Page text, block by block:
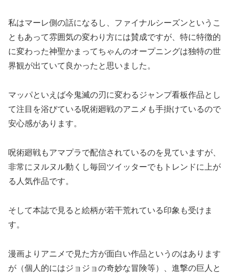
私はマーレ側の話になるし、ファイナルシーズンというこ
ともあって雰囲気の変わり方には賛成ですが、特に特徴的
に変わった神聖かまってちゃんのオープニングは独特の世
界観が出ていて良かったと思いました。
マッパといえば今鬼滅の刃に変わるジャンプ看板作品とし
て注目を浴びている呪術廻戦のアニメも手掛けているので
安心感があります。
呪術廻戦もアマプラで配信されているのを見ていますが、
非常にヌルヌル動くし毎回ツイッターでもトレンドに上が
る人気作品です。
そして本誌で見ると絵柄が若干荒れている印象も受けま
す。
漫画よりアニメで見た方が面白い作品というのはあります
が（個人的にはジョジョの奇妙な冒険等）、進撃の巨人と